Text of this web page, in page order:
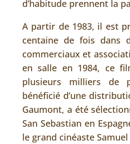
d’habitude prennent la
A partir de 1983, il est
centaine de fois dans
commerciaux et
en salle en 1984, ce
plusieurs milliers de
bénéficié d’une
Gaumont, a été
San Sebastian en
le grand cinéaste